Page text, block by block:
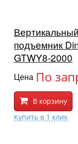
Вертикальный
подъемник
GTWY8-2000
Цена По
В корзину